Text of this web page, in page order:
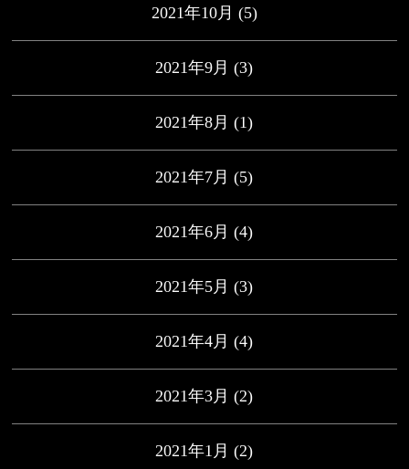
2021年10月 (5)
2021年9月 (3)
2021年8月 (1)
2021年7月 (5)
2021年6月 (4)
2021年5月 (3)
2021年4月 (4)
2021年3月 (2)
2021年1月 (2)